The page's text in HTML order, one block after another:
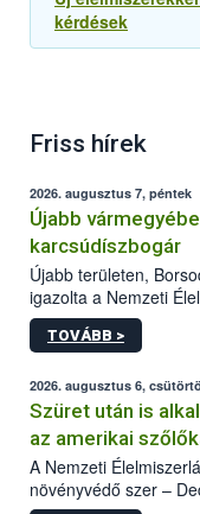
kérdések
Friss hírek
2026. augusztus 7, péntek
Újabb
karcsúdíszbogár
Újabb területen,
igazolta a Nemzeti
kőrisrontó
kártevőt nem csak
az intenzív felderítést,
hatósággal is
TOVÁBB >
2026. augusztus 6,
Szüret után is
az amerikai
A Nemzeti
növényvédő szer –